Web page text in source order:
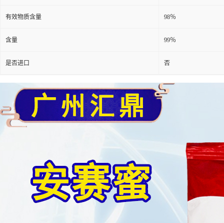
有效物质含量 98％
含量 99％
是否进口 否